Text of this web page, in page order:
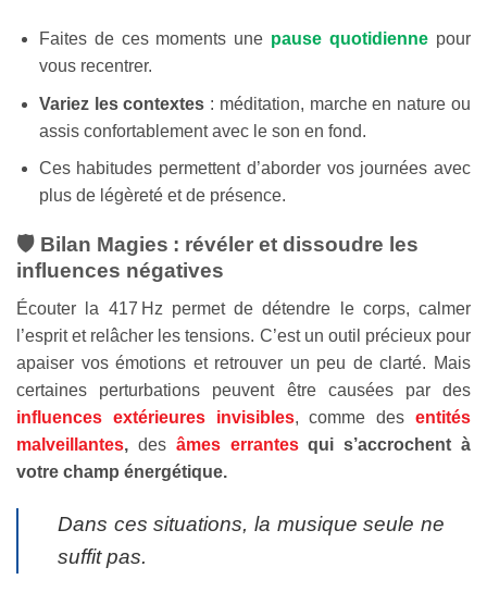
Faites de ces moments une pause quotidienne pour
vous recentrer.
Variez les contextes : méditation, marche en nature ou
assis confortablement avec le son en fond.
Ces habitudes permettent d’aborder vos journées avec
plus de légèreté et de présence.
🛡️ Bilan Magies : révéler et dissoudre les
influences négatives
Écouter la 417 Hz permet de détendre le corps, calmer
l’esprit et relâcher les tensions. C’est un outil précieux pour
apaiser vos émotions et retrouver un peu de clarté. Mais
certaines perturbations peuvent être causées par des
influences extérieures invisibles, comme desentités
malveillantes, des âmes errantesqui s’accrochent à
votre champ énergétique.
Dans ces situations, la musique seule ne
suffit pas.